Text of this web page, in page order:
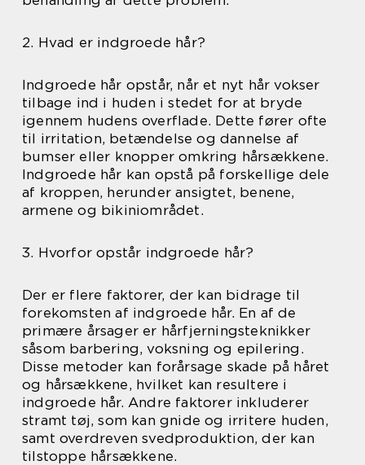
2. Hvad er indgroede hår?
Indgroede hår opstår, når et nyt hår vokser
tilbage ind i huden i stedet for at bryde
igennem hudens overflade. Dette fører ofte
til irritation, betændelse og dannelse af
bumser eller knopper omkring hårsækkene.
Indgroede hår kan opstå på forskellige dele
af kroppen, herunder ansigtet, benene,
armene og bikiniområdet.
3. Hvorfor opstår indgroede hår?
Der er flere faktorer, der kan bidrage til
forekomsten af indgroede hår. En af de
primære årsager er hårfjerningsteknikker
såsom barbering, voksning og epilering.
Disse metoder kan forårsage skade på håret
og hårsækkene, hvilket kan resultere i
indgroede hår. Andre faktorer inkluderer
stramt tøj, som kan gnide og irritere huden,
samt overdreven svedproduktion, der kan
tilstoppe hårsækkene.